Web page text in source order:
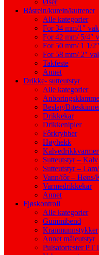
Øser
Båsrein/kurein/kutrener
Alle kategorier
For 34 mm/1″
For 42 mm/ 5/4″
For 50 mm/ 1 1/
For 58 mm/ 2″
Takfeste
Annet
Drikke- sutteutstyr
Alle kategorier
Beslag/
Drikkekar
Drikkenipler
Fôrkrybber
Høyhekk
Sutteutstyr – Kalv
Sutteutstyr –
Vann/fôr –
Varmedrikkekar
Annet
Fjøskontroll
Alle kategorier
Gummibend
Kranmunnstykker
Annet måleutstyr
Pulsatortester PT